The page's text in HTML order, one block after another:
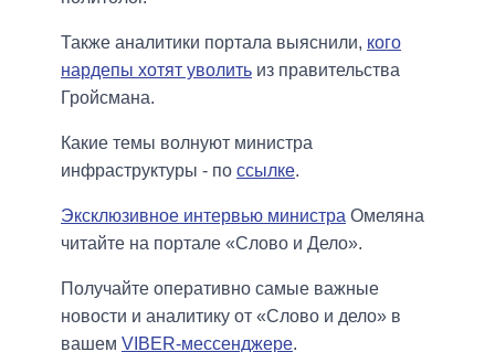
Также аналитики портала выяснили, кого
нардепы хотят уволить из правительства
Гройсмана.
Какие темы волнуют министра
инфраструктуры - по ссылке.
Эксклюзивное интервью министра Омеляна
читайте на портале «Слово и Дело».
Получайте оперативно самые важные
новости и аналитику от «Слово и дело» в
вашем VIBER-мессенджере.